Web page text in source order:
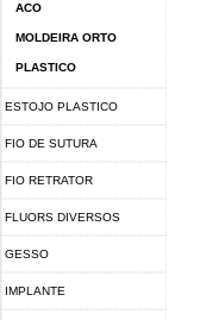
ACO
MOLDEIRA ORTO
PLASTICO
ESTOJO PLASTICO
FIO DE SUTURA
FIO RETRATOR
FLUORS DIVERSOS
GESSO
IMPLANTE